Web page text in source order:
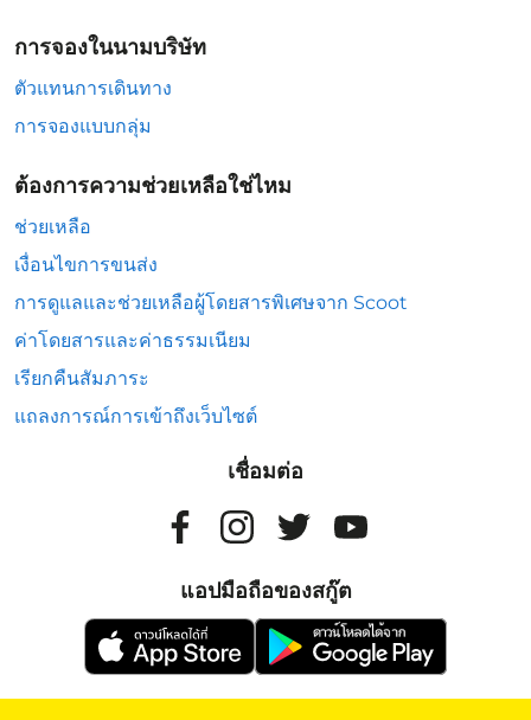
การจองในนามบริษัท
ตัวแทนการเดินทาง
การจองแบบกลุ่ม
ต้องการความช่วยเหลือใช่ไหม
ช่วยเหลือ
เงื่อนไขการขนส่ง
การดูแลและช่วยเหลือผู้โดยสารพิเศษจาก Scoot
ค่าโดยสารและค่าธรรมเนียม
เรียกคืนสัมภาระ
แถลงการณ์การเข้าถึงเว็บไซต์
เชื่อมต่อ
แอปมือถือของสกู๊ต